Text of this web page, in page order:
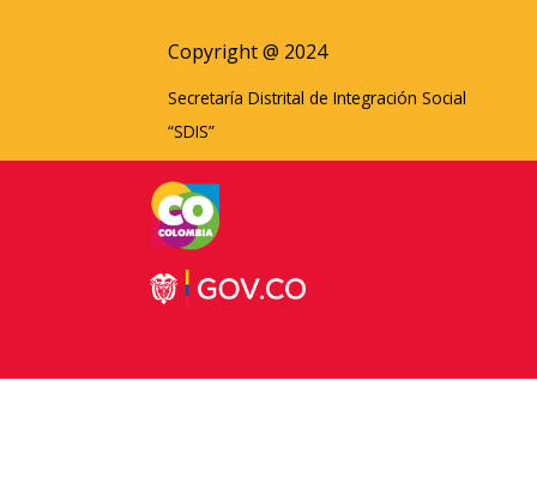
Copyright @ 2024
Secretaría Distrital de Integración Social
“SDIS”